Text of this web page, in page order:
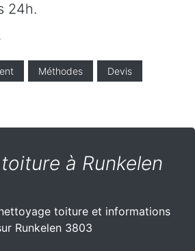
24h.
Méthodes Devis
à Runkelen
toiture et informations
Runkelen 3803